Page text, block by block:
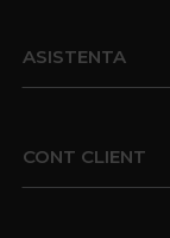
ASISTENTA
CONT CLIENT